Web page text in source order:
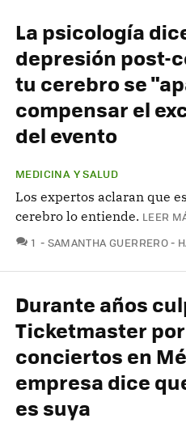
La psicología
depresión post-
tu cerebro se
compensar el
del evento
MEDICINA Y SALUD
Los expertos aclaran que
cerebro lo entiende. LEER
1 COMENTARIOS
SAMANTHA GUERRERO
Durante años
Ticketmaster
conciertos en
empresa dice
es suya